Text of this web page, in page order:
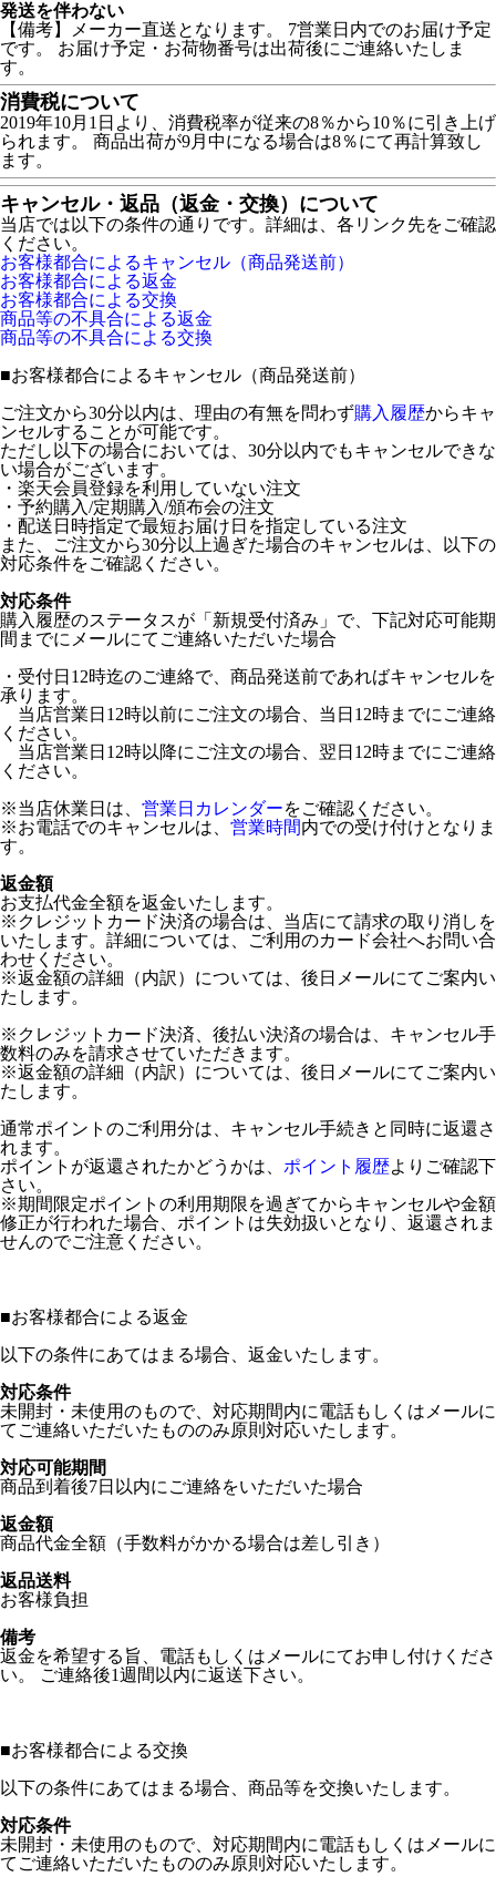
発送を伴わない
【備考】メーカー直送となります。 7営業日内でのお届け予定
です。 お届け予定・お荷物番号は出荷後にご連絡いたしま
す。
消費税について
2019年10月1日より、消費税率が従来の8％から10％に引き上げ
られます。 商品出荷が9月中になる場合は8％にて再計算致し
ます。
キャンセル・返品（返金・交換）について
当店では以下の条件の通りです。詳細は、各リンク先をご確認
ください。
お客様都合によるキャンセル（商品発送前）
お客様都合による返金
お客様都合による交換
商品等の不具合による返金
商品等の不具合による交換
■お客様都合によるキャンセル（商品発送前）
ご注文から30分以内は、理由の有無を問わず購入履歴からキャ
ンセルすることが可能です。
ただし以下の場合においては、30分以内でもキャンセルできな
い場合がございます。
・楽天会員登録を利用していない注文
・予約購入/定期購入/頒布会の注文
・配送日時指定で最短お届け日を指定している注文
また、ご注文から30分以上過ぎた場合のキャンセルは、以下の
対応条件をご確認ください。
対応条件
購入履歴のステータスが「新規受付済み」で、下記対応可能期
間までにメールにてご連絡いただいた場合
・受付日12時迄のご連絡で、商品発送前であればキャンセルを
承ります。
当店営業日12時以前にご注文の場合、当日12時までにご連絡
ください。
当店営業日12時以降にご注文の場合、翌日12時までにご連絡
ください。
※当店休業日は、 営業日カレンダーをご確認ください。
※お電話でのキャンセルは、 営業時間内での受け付けとなりま
す。
返金額
お支払代金全額を返金いたします。
※クレジットカード決済の場合は、当店にて請求の取り消しを
いたします。詳細については、ご利用のカード会社へお問い合
わせください。
※返金額の詳細（内訳）については、後日メールにてご案内い
たします。
※クレジットカード決済、後払い決済の場合は、キャンセル手
数料のみを請求させていただきます。
※返金額の詳細（内訳）については、後日メールにてご案内い
たします。
通常ポイントのご利用分は、キャンセル手続きと同時に返還さ
れます。
ポイントが返還されたかどうかは、 ポイント履歴よりご確認下
さい。
※期間限定ポイントの利用期限を過ぎてからキャンセルや金額
修正が行われた場合、ポイントは失効扱いとなり、返還されま
せんのでご注意ください。
■お客様都合による返金
以下の条件にあてはまる場合、返金いたします。
対応条件
未開封・未使用のもので、対応期間内に電話もしくはメールに
てご連絡いただいたもののみ原則対応いたします。
対応可能期間
商品到着後7日以内にご連絡をいただいた場合
返金額
商品代金全額（手数料がかかる場合は差し引き）
返品送料
お客様負担
備考
返金を希望する旨、電話もしくはメールにてお申し付けくださ
い。 ご連絡後1週間以内に返送下さい。
■お客様都合による交換
以下の条件にあてはまる場合、商品等を交換いたします。
対応条件
未開封・未使用のもので、対応期間内に電話もしくはメールに
てご連絡いただいたもののみ原則対応いたします。